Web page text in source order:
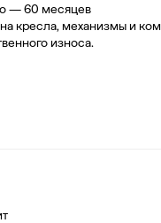
— 60 месяцев
кресла, механизмы и
износа.